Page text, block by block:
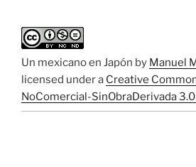
Un mexicano en Japón by Manuel
licensed under a Creative
NoComercial-SinObraDerivada